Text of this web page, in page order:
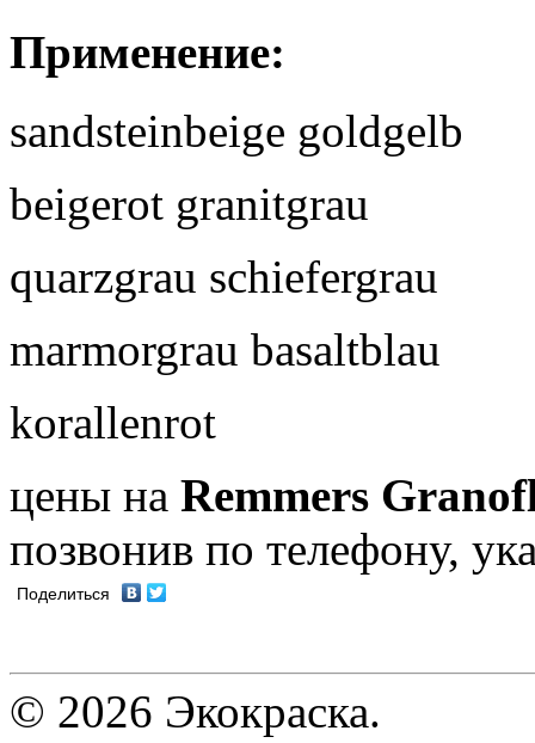
Применение:
sandsteinbeige goldgelb
beigerot granitgrau
quarzgrau schiefergrau
marmorgrau basaltblau
korallenrot
цены на Remmers
позвонив по телефону,
Поделиться
© 2026 Экокраска.